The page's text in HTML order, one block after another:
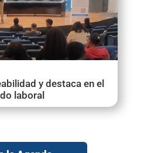
y destaca en el
laboral